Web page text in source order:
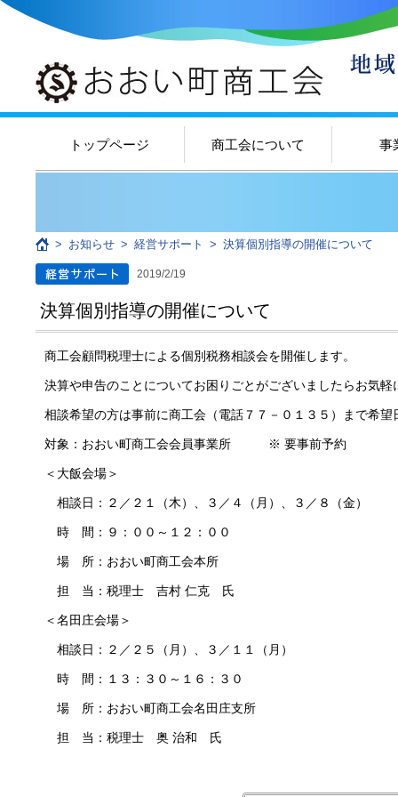
トップページ 商工会について 事
> お知らせ > 経営サポート > 決算個別指導の開催について
2019/2/19
決算個別指導の開催について
商工会顧問税理士による個別税務相談会を開催します。
決算や申告のことについてお困りごとがございましたらお気軽
相談希望の方は事前に商工会（電話７７－０１３５）まで希
対象：おおい町商工会会員事業所 ※ 要事前予約
＜大飯会場＞
相談日：２／２１（木）、３／４（月）、 ３／８（金）
時 間：９：００～１２：００
場 所：おおい町商工会本所
担 当：税理士 吉村 仁克 氏
＜名田庄会場＞
相談日：２／２５（月）、３／１１（月）
時 間：１３：３０～１６：３０
場 所：おおい町商工会名田庄支所
担 当：税理士 奥 治和 氏